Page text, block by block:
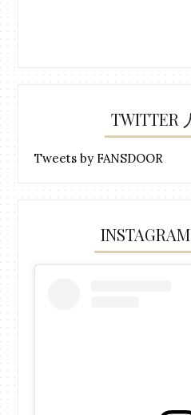
TWITTER
Tweets by FANSDOOR